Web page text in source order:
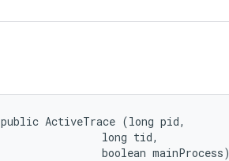
public ActiveTrace (long pid,
                long tid,
                boolean mainProcess)